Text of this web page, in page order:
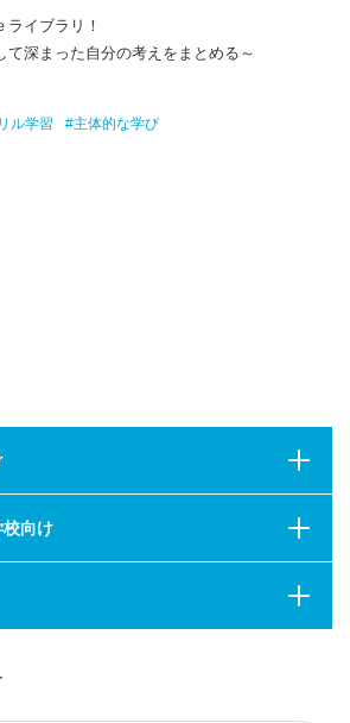
イブラリ！
て深まった自分の考えをまとめる～
ル学習 #主体的な学び
向け